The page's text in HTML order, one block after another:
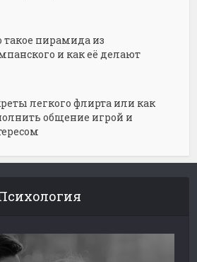
такое пирамида из
и как её делают
легкого флирта или как
общение игрой и